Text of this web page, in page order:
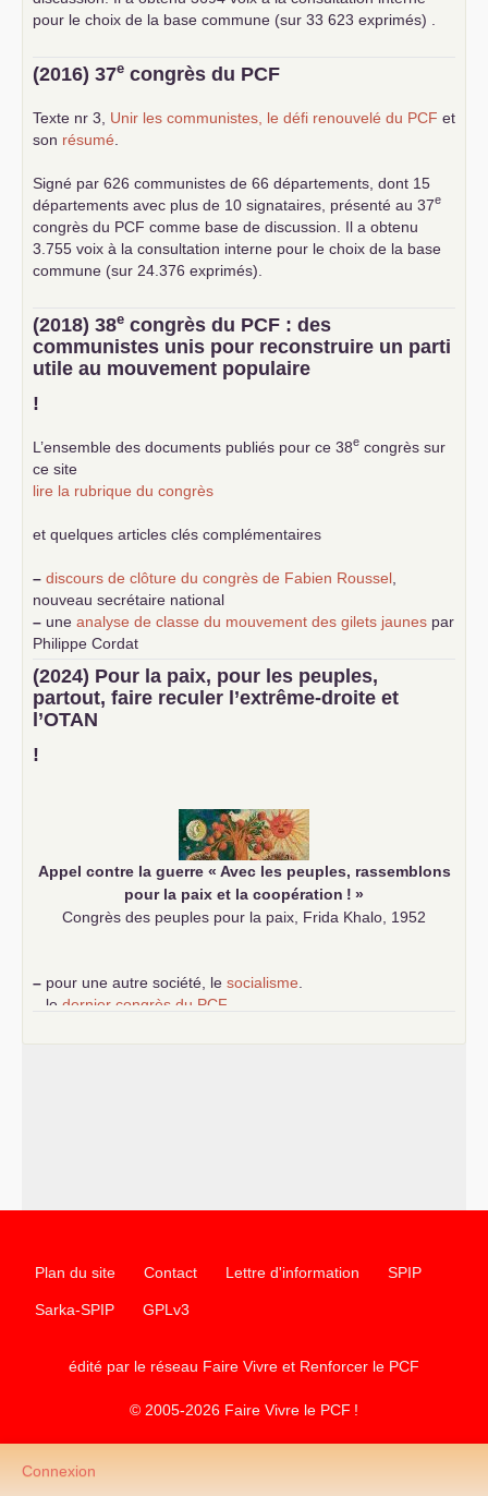
pour le choix de la base commune (sur 33 623 exprimés) .
(2016) 37e congrès du PCF
Texte nr 3, Unir les communistes, le défi renouvelé du PCF et
son résumé
Signé par 626 communistes de 66 départements, dont 15
départements avec plus de 10 signataires, présenté au 37e
congrès du PCF comme base de discussion. Il a obtenu
3.755 voix à la consultation interne pour le choix de la base
commune (sur 24.376 exprimés).
(2018) 38e congrès du PCF : des
communistes unis pour reconstruire un parti
utile au mouvement populaire
!
L’ensemble des documents publiés pour ce 38e congrès sur
ce site
lire la rubrique du congrès
et quelques articles clés complémentaires
– discours de clôture du congrès de Fabien Roussel
nouveau secrétaire national
– une analyse de classe du mouvement des gilets jaunes par
Philippe Cordat
–
un texte de Jean-Claude Delaunay
le marxisme est la
science sociale de notre temps
–un appel proposé aux partis communistes et ouvrier
d’Europe
–
(2024) Pour la paix, pour les peuples,
partout, faire reculer l’extrême-droite et
l’OTAN
!
Appel contre la guerre « Avec les peuples, rassemblons
pour la paix et la coopération ! »
Congrès des peuples pour la paix, Frida Khalo, 1952
– pour une autre société, le socialisme
le dernier congrès du PCF
Plan du site Contact Lettre d'information SPIP
Sarka-SPIP GPLv3
édité par le réseau Faire Vivre et Renforcer le PCF
© 2005-2026 Faire Vivre le PCF !
Connexion